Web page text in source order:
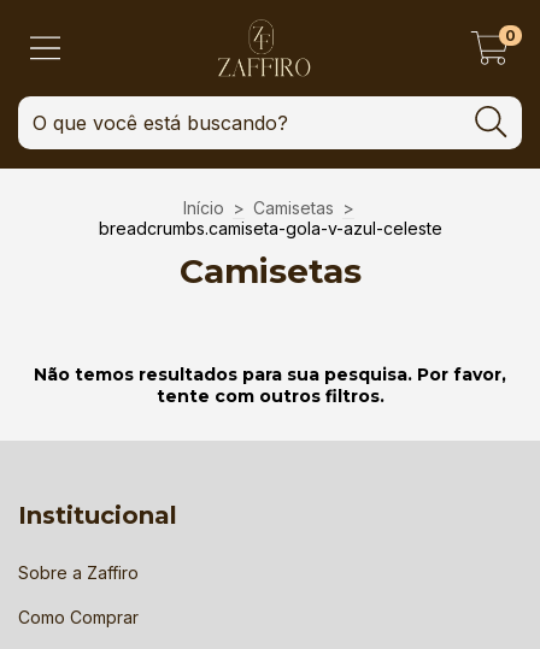
0
Início > Camisetas >
breadcrumbs.camiseta-gola-v-azul-celeste
Camisetas
Não temos resultados para sua pesquisa. Por favor,
tente com outros filtros.
Institucional
Sobre a Zaffiro
Como Comprar